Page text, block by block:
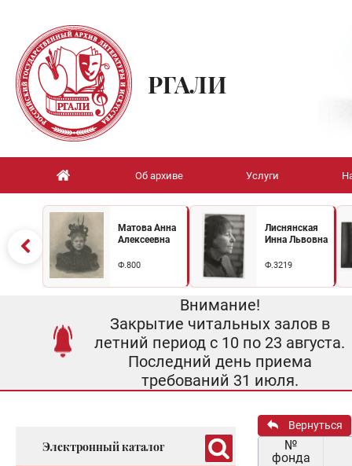
РГАЛИ
Об архиве Услуги
Матова Анна
Алексеевна
Ф.800
Лиснянская
Инна Львовна
Ф.3219
Внимание!
Закрытие читальных залов в
летний период с 10 по 23 августа.
Последний день приема
требований 31 июля.
Электронный каталог
Вернуться
№
фонда